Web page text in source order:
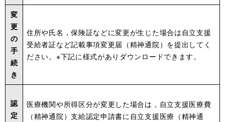
変
更
の
手
続
き
住所や氏名，保険証などに変更が生じた場合は自立支援
受給者証など記載事項変更届（精神通院）を提出してく
ださい。※下記に様式がありダウンロードできます。
認
定
医療機関や所得区分が変更した場合は，自立支援医療費
（精神通院）支給認定申請書に自立支援医療（精神通